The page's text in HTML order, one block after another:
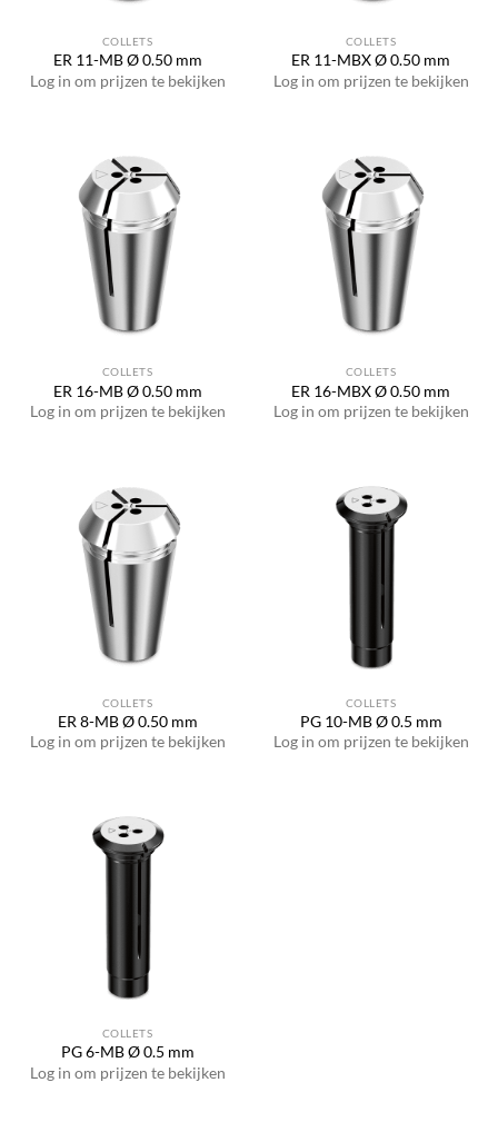
COLLETS
ER 11-MB Ø 0.50 mm
Log in om prijzen te bekijken
COLLETS
ER 11-MBX Ø 0.50 mm
Log in om prijzen te bekijken
COLLETS
ER 16-MB Ø 0.50 mm
Log in om prijzen te bekijken
COLLETS
ER 16-MBX Ø 0.50 mm
Log in om prijzen te bekijken
COLLETS
ER 8-MB Ø 0.50 mm
Log in om prijzen te bekijken
COLLETS
PG 10-MB Ø 0.5 mm
Log in om prijzen te bekijken
COLLETS
PG 6-MB Ø 0.5 mm
Log in om prijzen te bekijken